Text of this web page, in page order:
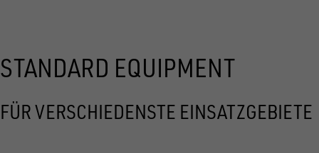
STANDARD EQUIPMENT
FÜR VERSCHIEDENSTE EINSATZGEBIETE